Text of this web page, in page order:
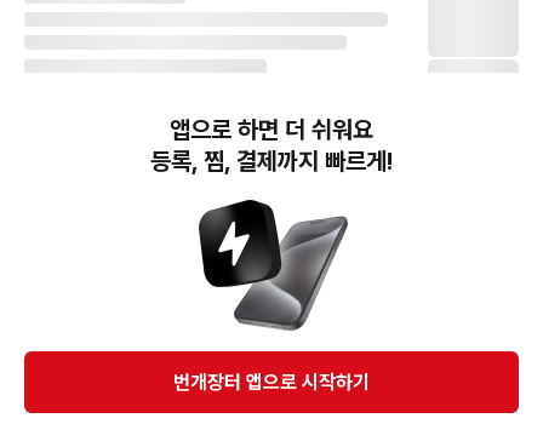
번개장터(주) 사업자정보, 이용약관 및 기타 법적고지
번개장터㈜는 통신판매중개자이며, 통신판매의 당사자가 아닙니다. 전자상거래 등에서의
소비자보호에 관한 법률 등 관련 법령 및 번개장터㈜의 약관에 따라 상품, 상품정보, 거래에 관한 책임은
개별 판매자에게 귀속하고, 번개장터㈜는 원칙적으로 회원간 거래에 대하여 책임을 지지 않습니다.
다만, 번개장터㈜가 직접 판매하는 상품에 대한 책임은 번개장터㈜에게 귀속합니다.
앱으로 하면 더 쉬워요
등록, 찜, 결제까지 빠르게!
번개장터 앱으로 시작하기